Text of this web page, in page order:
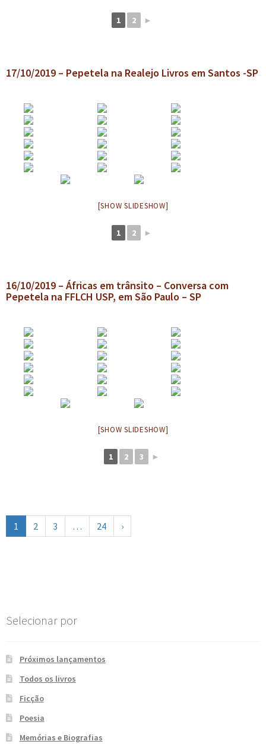
1 2 ►
17/10/2019 – Pepetela na Realejo Livros em Santos -SP
[SHOW SLIDESHOW]
1 2 ►
16/10/2019 – Áfricas em trânsito – Conversa com
Pepetela na FFLCH USP, em São Paulo – SP
[SHOW SLIDESHOW]
1 2 3 ►
1 2 3 … 24 ›
Selecionar por
Próximos lançamentos
Todos os livros
Ficção
Poesia
Memórias e Biografias